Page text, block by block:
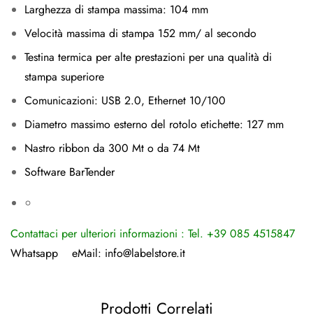
Larghezza di stampa massima: 104 mm
Velocità massima di stampa 152 mm/ al secondo
Testina termica per alte prestazioni per una qualità di
stampa superiore
Comunicazioni: USB 2.0, Ethernet 10/100
Diametro massimo esterno del rotolo etichette: 127 mm
Nastro ribbon da 300 Mt o da 74 Mt
Software BarTender
Contattaci per ulteriori informazioni : Tel. +39 085 4515847
Whatsapp
eMail: info@labelstore.it
Prodotti Correlati